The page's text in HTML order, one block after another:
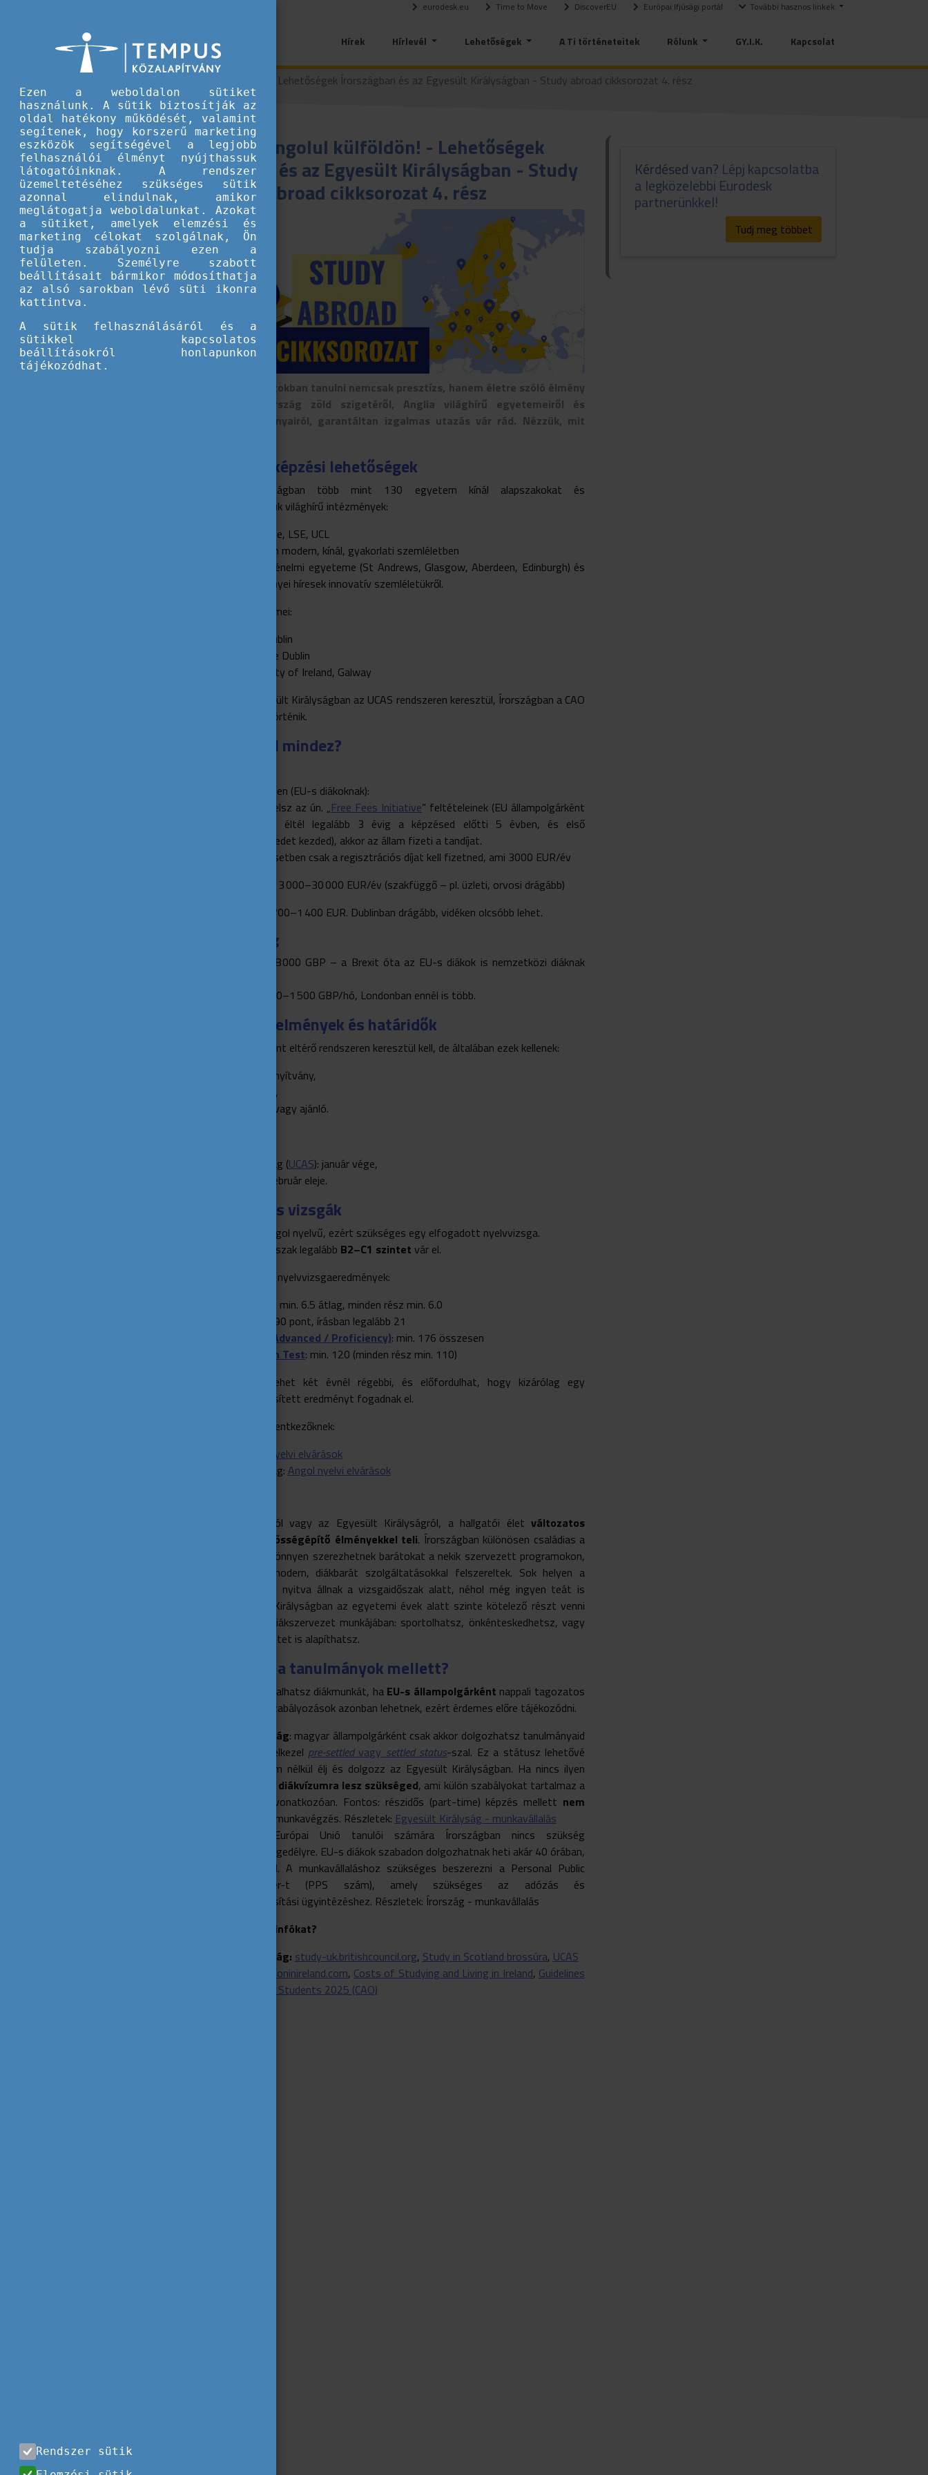
eurodesk.eu Time to Move DiscoverEU Európai Ifjúsági portál További hasznos linkek
Hírek Hírlevél Lehetőségek A Ti történeteitek Rólunk GY.I.K. Kapcsolat
Tanulj angolul külföldön! - Lehetőségek Írországban és az Egyesült Királyságban - Study abroad cikksorozat 4. rész
2025.09.24.
Tippek és ötletek
fiataloknak
Nemzetközi
ajánljuk
Tanulj angolul külföldön! - Lehetőségek
Írországban és az Egyesült Királyságban - Study
abroad cikksorozat 4. rész
Az angolszász országokban tanulni nemcsak presztízs, hanem életre szóló élmény
is! Legyen szó Írország zöld szigetéről, Anglia világhírű egyetemeiről és
különleges hagyományairól, garantáltan izgalmas utazás vár rád. Nézzük, mit
Egyetemek és képzési lehetőségek
Az Egyesült Királyságban több mint 130 egyetem kínál alapszakokat és
mesterszakokat, köztük világhírű intézmények:
Oxford, Cambridge, LSE, UCL
Számos egyetem modern, kínál, gyakorlati szemléletben
Skócia négy történelmi egyeteme (St Andrews, Glasgow, Aberdeen, Edinburgh) és
modern intézményei híresek innovatív szemléletükről.
Írország neves egyetemei:
Trinity College Dublin
University College Dublin
National University of Ireland, Galway
A jelentkezés az Egyesült Királyságban az UCAS rendszeren keresztül, Írországban a CAO
rendszeren keresztül történik.
Mennyibe kerül mindez?
Tandíj alapképzésen (EU-s diákoknak):
Ha megfelelsz az ún. „Free Fees Initiative” feltételeinek (EU állampolgárként
az EU-ban éltél legalább 3 évig a képzésed előtti 5 évben, és első
alapképzésedet kezded), akkor az állam fizeti a tandíjat.
ebben az esetben csak a regisztrációs díjat kell fizetned, ami 3000 EUR/év
Mesterképzésen: 3 000–30 000 EUR/év (szakfüggő – pl. üzleti, orvosi drágább)
Megélhetés: kb. 700–1 400 EUR. Dublinban drágább, vidéken olcsóbb lehet.
Egyesült Királyság
Tandíj: 11 400–38 000 GBP – a Brexit óta az EU-s diákok is nemzetközi diáknak
Megélhetés: 1 200–1 500 GBP/hó, Londonban ennél is több.
Felvételi követelmények és határidők
Jelentkezni országonként eltérő rendszeren keresztül kell, de általában ezek kellenek:
középiskolai bizonyítvány,
angol nyelvtudás,
motivációs levél vagy ajánló.
Egyesült Királyság (UCAS): január vége,
): február eleje.
Nyelvtanulás és vizsgák
A tanítás mindenhol angol nyelvű, ezért szükséges egy elfogadott nyelvvizsga.
A legtöbb egyetem és szak legalább B2–C1 szintet vár el.
A leggyakrabban elvárt nyelvvizsgaeredmények:
: min. 6.5 átlag, minden rész min. 6.0
: min. 90 pont, írásban legalább 21
Cambridge (C1 Advanced / Proficiency): min. 176 összesen
Duolingo English Test: min. 120 (minden rész min. 110)
A nyelvvizsga nem lehet két évnél régebbi, és előfordulhat, hogy kizárólag egy
vizsgaalkalommal teljesített eredményt fogadnak el.
További információk jelentkezőknek:
Angol nyelvi elvárások
Egyesült Királyság: Angol nyelvi elvárások
Legyen szó Írországról vagy az Egyesült Királyságról, a hallgatói élet változatos
programokkal és közösségépítő élményekkel teli. Írországban különösen családias a
hangulat: a hallgatók könnyen szerezhetnek barátokat a nekik szervezett programokon,
a kampuszok pedig modern, diákbarát szolgáltatásokkal felszereltek. Sok helyen a
könyvtárak éjjel-nappal nyitva állnak a vizsgaidőszak alatt, néhol még ingyen teát is
kínálnak. Az Egyesült Királyságban az egyetemi évek alatt szinte kötelező részt venni
valamilyen klub vagy diákszervezet munkájában: sportolhatsz, önkénteskedhetsz, vagy
akár saját diákszervezetet is alapíthatsz.
Dolgozhatsz is a tanulmányok mellett?
Mindkét országban vállalhatsz diákmunkát, ha EU-s állampolgárként nappali tagozatos
hallgató vagy. Eltérő szabályozások azonban lehetnek, ezért érdemes előre tájékozódni.
Egyesült Királyság: magyar állampolgárként csak akkor dolgozhatsz tanulmányaid
mellett, ha rendelkezel pre-settledvagy settled status-szal. Ez a státusz lehetővé
teszi, hogy vízum nélkül élj és dolgozz az Egyesült Királyságban. Ha nincs ilyen
diákvízumra lesz szükséged, ami külön szabályokat tartalmaz a
munkavállalásra vonatkozóan. Fontos: részidős (part-time) képzés mellett nem
engedélyezett a munkavégzés. Részletek: Egyesült Királyság - munkavállalás
: Az Európai Unió tanulói számára Írországban nincs szükség
munkavállalási engedélyre. EU-s diákok szabadon dolgozhatnak heti akár 40 órában,
korlátozás nélkül. A munkavállaláshoz szükséges beszerezni a Personal Public
Service Number-t (PPS szám), amely szükséges az adózás és
társadalombiztosítási ügyintézéshez. Részletek: Írország - munkavállalás
Hol találod a további infókat?
Egyesült Királyság: study-uk.britishcouncil.org, Study in Scotland brossúra, UCAS
educationinireland.com, Costs of Studying and Living in Ireland, Guidelines
for EU/EFTA/UK Students 2025 (CAO)
Kérdésed van? Lépj kapcsolatba
a legközelebbi Eurodesk
partnerünkkel!
Tudj meg többet
Ezen a weboldalon sütiket
használunk. A sütik biztosítják az
oldal hatékony működését, valamint
segítenek, hogy korszerű marketing
eszközök segítségével a legjobb
felhasználói élményt nyújthassuk
látogatóinknak. A rendszer
üzemeltetéséhez szükséges sütik
azonnal elindulnak, amikor
meglátogatja weboldalunkat. Azokat
a sütiket, amelyek elemzési és
marketing célokat szolgálnak, Ön
tudja szabályozni ezen a
felületen. Személyre szabott
beállításait bármikor módosíthatja
az alsó sarokban lévő süti ikonra
kattintva.
A sütik felhasználásáról és a
sütikkel kapcsolatos
beállításokról honlapunkon
tájékozódhat.
Rendszer sütik